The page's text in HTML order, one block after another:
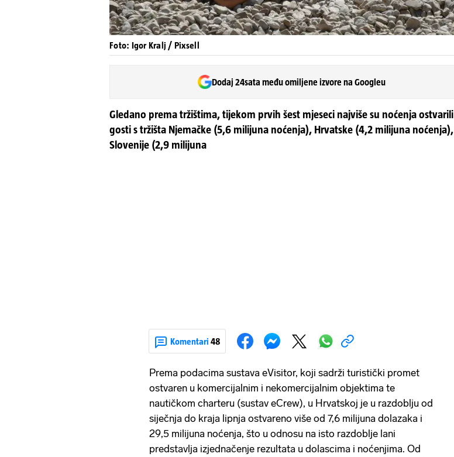
Foto: Igor Kralj / Pixsell
Dodaj 24sata među omiljene izvore na Googleu
Gledano prema tržištima, tijekom prvih šest mjeseci najviše su noćenja ostvarili
gosti s tržišta Njemačke (5,6 milijuna noćenja), Hrvatske (4,2 milijuna noćenja),
Slovenije (2,9 milijuna
Komentari 48
Prema podacima sustava eVisitor, koji sadrži turistički promet
ostvaren u komercijalnim i nekomercijalnim objektima te
nautičkom charteru (sustav eCrew), u Hrvatskoj je u razdoblju od
siječnja do kraja lipnja ostvareno više od 7,6 milijuna dolazaka i
29,5 milijuna noćenja, što u odnosu na isto razdoblje lani
predstavlja izjednačenje rezultata u dolascima i noćenjima. Od